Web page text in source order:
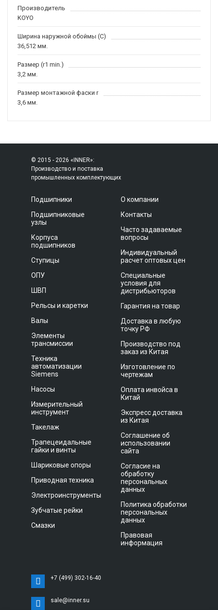
Производитель
KOYO
Ширина наружной обоймы (C)
36,512 мм.
Размер (r1 min.)
3,2 мм.
Размер монтажной фаски r
3,6 мм.
© 2015 - 2026 «INNER»:
Производство и поставка
промышленных комплектующих
Подшипники
Подшипниковые
узлы
Корпуса
подшипников
Ступицы
ОПУ
ШВП
Рельсы и каретки
Валы
Элементы
трансмиссии
Техника
автоматизации
Siemens
Насосы
Измерительный
инструмент
Такелаж
Трапецеидальные
гайки и винты
Шариковые опоры
Приводная техника
Электроинструменты
Зубчатые рейки
Смазки
О компании
Контакты
Часто задаваемые
вопросы
Индивидуальный
расчет оптовых цен
Специальные
условия для
дистрибьюторов
Гарантия на товар
Доставка в любую
точку РФ
Производство под
заказ из Китая
Изготовление по
чертежам
Оплата инвойса в
Китай
Экспресс доставка
из Китая
Соглашение об
использовании
сайта
Согласие на
обработку
персональных
данных
Политика обработки
персональных
данных
Правовая
информация
+7 (499) 302-16-40
sale@inner.su